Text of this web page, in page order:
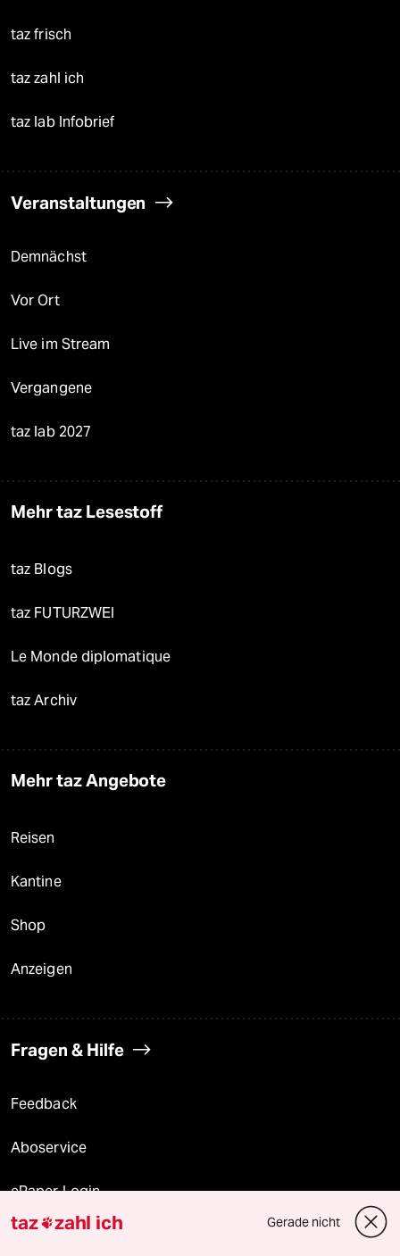
taz frisch
taz zahl ich
taz lab Infobrief
Veranstaltungen
Demnächst
Vor Ort
Live im Stream
Vergangene
taz lab 2027
Mehr taz Lesestoff
taz Blogs
taz FUTURZWEI
Le Monde diplomatique
taz Archiv
Mehr taz Angebote
Reisen
Kantine
Shop
Anzeigen
Fragen & Hilfe
Feedback
Aboservice
ePaper Login
Downloads für Abonnierende
taz zahl ich Gerade nicht